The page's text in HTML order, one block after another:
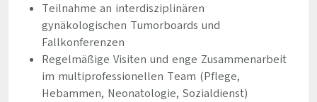
Teilnahme an interdisziplinären
gynäkologischen Tumorboards und
Fallkonferenzen
Regelmäßige Visiten und enge Zusammenarbeit
im multiprofessionellen Team (Pflege,
Hebammen, Neonatologie, Sozialdienst)